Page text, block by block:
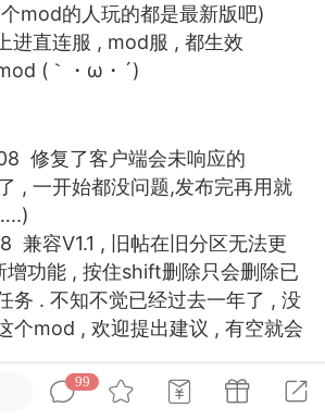
其他&工具
可用的作弊模组，
售卖服务器外挂！
近期收到一些信息
器使用,为了维护游
布以下声明，规范
*...
2.21w
99
mod的人玩的都是最新版吧)
进直连服 , mod服 , 都生效
(｀・ω・´)
修复了客户端会未响应的
, 一开始都没问题,发布完再用就
兼容V1.1 , 旧帖在旧分区无法更
增功能 , 按住shift删除只会删除已
务 . 不知不觉已经过去一年了 , 没
个mod , 欢迎提出建议 , 有空就会
兼容V1.2 , 文件无变动 , 无需更